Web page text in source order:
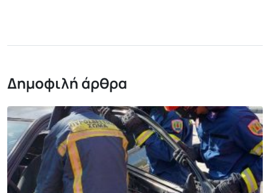
Δημοφιλή άρθρα